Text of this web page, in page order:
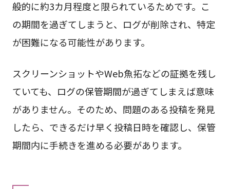
般的に約3カ月程度と限られているためです。こ
の期間を過ぎてしまうと、ログが削除され、特定
が困難になる可能性があります。
スクリーンショットやWeb魚拓などの証拠を残し
ていても、ログの保管期間が過ぎてしまえば意味
がありません。そのため、問題のある投稿を発見
したら、できるだけ早く投稿日時を確認し、保管
期間内に手続きを進める必要があります。